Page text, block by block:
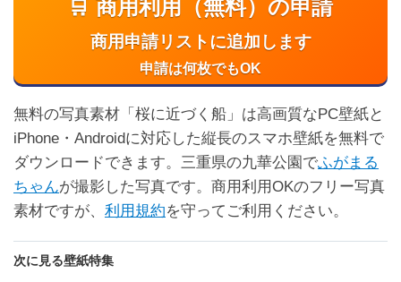
🛒 商用利用（無料）の申請
商用申請リストに追加します
申請は何枚でもOK
無料の写真素材「桜に近づく船」は高画質なPC壁紙と
iPhone・Androidに対応した縦長のスマホ壁紙を無料で
ダウンロードできます。三重県の九華公園でふがまる
ちゃんが撮影した写真です。商用利用OKのフリー写真
素材ですが、 利用規約を守ってご利用ください。
次に見る壁紙特集